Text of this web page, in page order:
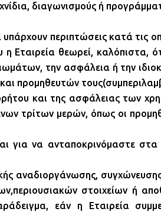
διαγωνισμούς ή
περιπτώσεις κατά τις
Εταιρεία θεωρεί, καλόπιστα,
την ασφάλεια ή την
προμηθευτών
και της ασφάλειας των
τρίτων μερών, όπως οι
για να ανταποκρινόμαστε
αναδιοργάνωσης,
στοιχείων ή
εάν η Εταιρεία